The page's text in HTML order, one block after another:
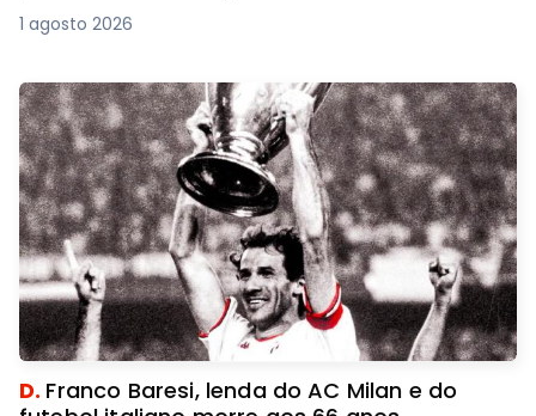
1 agosto 2026
D. Franco Baresi, lenda do AC Milan e do